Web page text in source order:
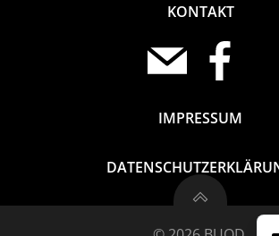
KONTAKT
IMPRESSUM